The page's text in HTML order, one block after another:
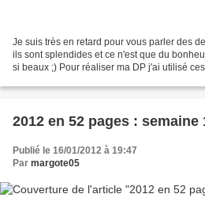
Je suis très en retard pour vous parler des
ils sont splendides et ce n'est que du
si beaux ;) Pour réaliser ma DP j'ai utilisé
2012 en 52 pages : semaine
Publié le 16/01/2012 à 19:47
Par margote05